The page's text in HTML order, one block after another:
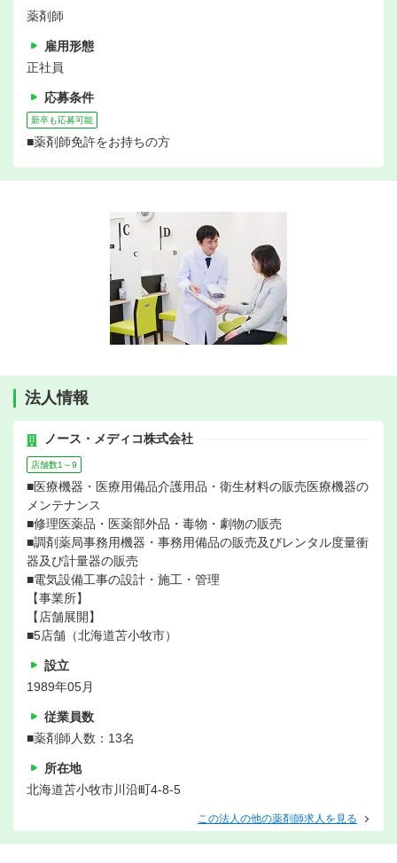
薬剤師
雇用形態
正社員
応募条件
新卒も応募可能
■薬剤師免許をお持ちの方
法人情報
ノース・メディコ株式会社
店舗数1～9
■医療機器・医療用備品介護用品・衛生材料の販売医療機器の
メンテナンス
■修理医薬品・医薬部外品・毒物・劇物の販売
■調剤薬局事務用機器・事務用備品の販売及びレンタル度量衝
器及び計量器の販売
■電気設備工事の設計・施工・管理
【事業所】
【店舗展開】
■5店舗（北海道苫小牧市）
設立
1989年05月
従業員数
■薬剤師人数：13名
所在地
北海道苫小牧市川沿町4-8-5
この法人の他の薬剤師求人を見る